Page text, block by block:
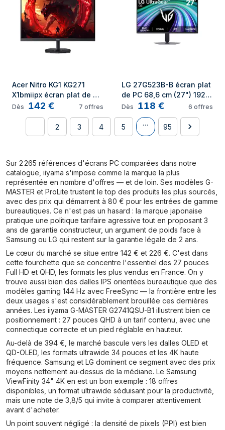
Acer Nitro KG1 KG271
X1bmiipx écran plat de PC
68,6 cm (27") 1920 x 1080
Dès 142 € 7 offres
LG 27G523B-B écran plat
de PC 68,6 cm (27") 1920
x 1080 pixels Full HD LCD
Dès 118 € 6 offres
2 3 4 5 … 95
Sur 2 265 références d'écrans PC comparées dans notre
catalogue, iiyama s'impose comme la marque la plus
représentée en nombre d'offres — et de loin. Ses modèles G-
MASTER et ProLite trustent le top des produits les plus sourcés,
avec des prix qui démarrent à 80 € pour les entrées de gamme
bureautiques. Ce n'est pas un hasard : la marque japonaise
pratique une politique tarifaire agressive tout en proposant 3
ans de garantie constructeur, un argument de poids face à
Samsung ou LG qui restent sur la garantie légale de 2 ans.
Le cœur du marché se situe entre 142 € et 226 €. C'est dans
cette fourchette que se concentre l'essentiel des 27 pouces
Full HD et QHD, les formats les plus vendus en France. On y
trouve aussi bien des dalles IPS orientées bureautique que des
modèles gaming 144 Hz avec FreeSync — la frontière entre les
deux usages s'est considérablement brouillée ces dernières
années. Les iiyama G-MASTER G2741QSU-B1 illustrent bien ce
positionnement : 27 pouces QHD à un tarif contenu, avec une
connectique correcte et un pied réglable en hauteur.
Au-delà de 394 €, le marché bascule vers les dalles OLED et
QD-OLED, les formats ultrawide 34 pouces et les 4K haute
fréquence. Samsung et LG dominent ce segment avec des prix
moyens nettement au-dessus de la médiane. Le Samsung
ViewFinity 34" 4K en est un bon exemple : 18 offres
disponibles, un format ultrawide séduisant pour la productivité,
mais une note de 3,8/5 qui invite à comparer attentivement
avant d'acheter.
Un point souvent négligé : la densité de pixels (PPI) est bien